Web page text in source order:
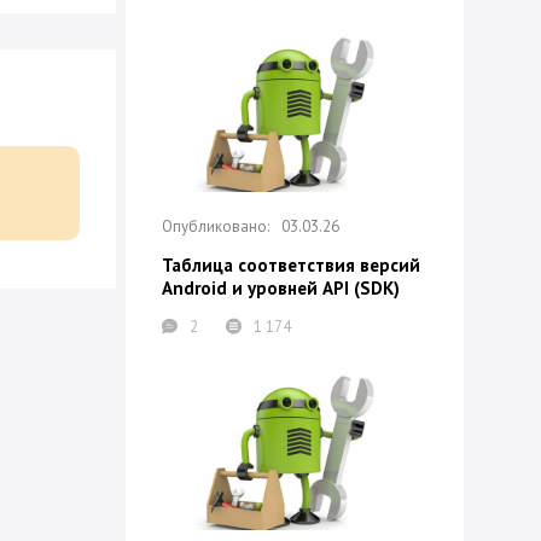
03.03.26
Таблица соответствия версий
Android и уровней API (SDK)
2 1 174